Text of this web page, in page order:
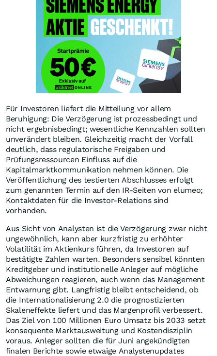
Für Investoren liefert die Mitteilung vor allem
Beruhigung: Die Verzögerung ist prozessbedingt und
nicht ergebnisbedingt; wesentliche Kennzahlen sollten
unverändert bleiben. Gleichzeitig macht der Vorfall
deutlich, dass regulatorische Freigaben und
Prüfungsressourcen Einfluss auf die
Kapitalmarktkommunikation nehmen können. Die
Veröffentlichung des testierten Abschlusses erfolgt
zum genannten Termin auf den IR‑Seiten von elumeo;
Kontaktdaten für die Investor‑Relations sind
vorhanden.
Aus Sicht von Analysten ist die Verzögerung zwar nicht
ungewöhnlich, kann aber kurzfristig zu erhöhter
Volatilität im Aktienkurs führen, da Investoren auf
bestätigte Zahlen warten. Besonders sensibel könnten
Kreditgeber und institutionelle Anleger auf mögliche
Abweichungen reagieren, auch wenn das Management
Entwarnung gibt. Langfristig bleibt entscheidend, ob
die Internationalisierung 2.0 die prognostizierten
Skaleneffekte liefert und das Margenprofil verbessert.
Das Ziel von 100 Millionen Euro Umsatz bis 2033 setzt
konsequente Marktausweitung und Kostendisziplin
voraus. Anleger sollten die für Juni angekündigten
finalen Berichte sowie etwaige Analystenupdates